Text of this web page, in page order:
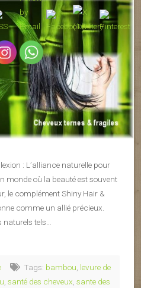
: L’alliance naturelle pour
monde où la beauté est souvent
le complément Shiny Hair &
comme un allié précieux.
tels…
Tags: bambou levure de
santé des cheveux sante des